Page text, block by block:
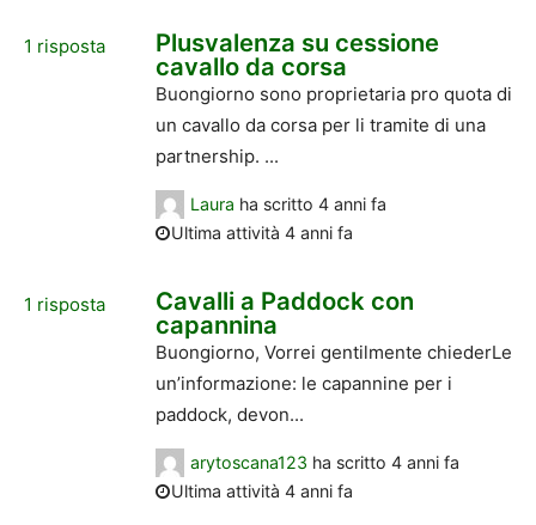
1 risposta
Plusvalenza su cessione
cavallo da corsa
Buongiorno sono proprietaria pro quota di
un cavallo da corsa per li tramite di una
partnership. ...
Laura ha scritto 4 anni fa
Ultima attività 4 anni fa
1 risposta
Cavalli a Paddock con
capannina
Buongiorno, Vorrei gentilmente chiederLe
un’informazione: le capannine per i
paddock, devon...
arytoscana123 ha scritto 4 anni fa
Ultima attività 4 anni fa